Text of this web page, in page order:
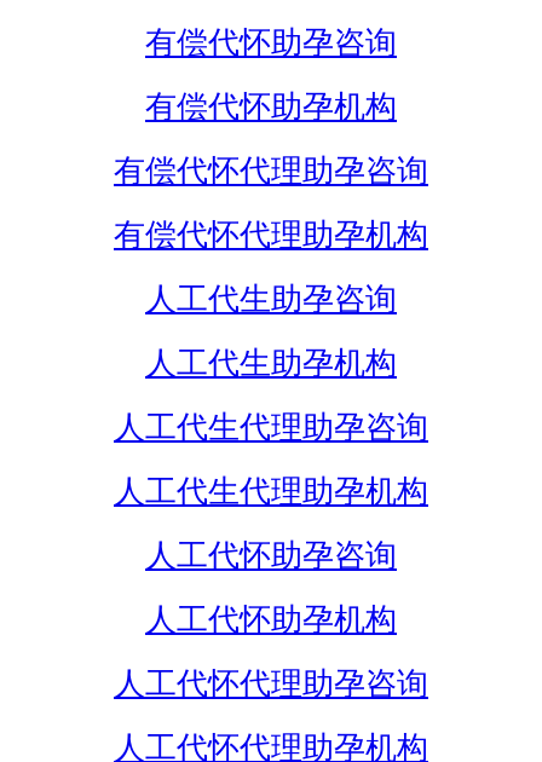
有偿代怀助孕咨询
有偿代怀助孕机构
有偿代怀代理助孕咨询
有偿代怀代理助孕机构
人工代生助孕咨询
人工代生助孕机构
人工代生代理助孕咨询
人工代生代理助孕机构
人工代怀助孕咨询
人工代怀助孕机构
人工代怀代理助孕咨询
人工代怀代理助孕机构